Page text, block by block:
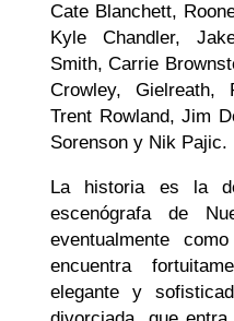
Cate Blanchett,
Kyle Chandler,
Smith, Carrie
Crowley, Gielreath,
Trent Rowland, Jim
Sorenson y Nik Pajic.
La historia es la
escenógrafa de
eventualmente
encuentra
elegante y